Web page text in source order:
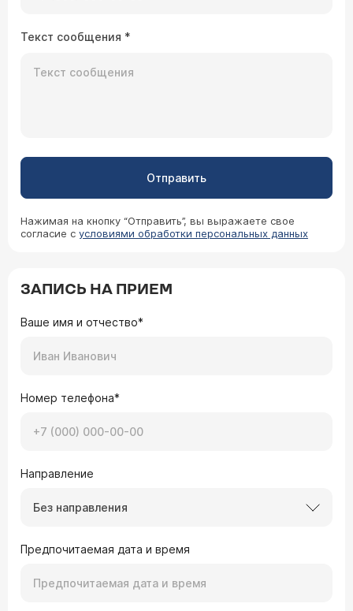
Текст сообщения *
Отправить
Нажимая на кнопку “Отправить”, вы выражаете свое
согласие с условиями обработки персональных данных
ЗАПИСЬ НА ПРИЕМ
Ваше имя и отчество*
Номер телефона*
Направление
Без направления
Предпочитаемая дата и время